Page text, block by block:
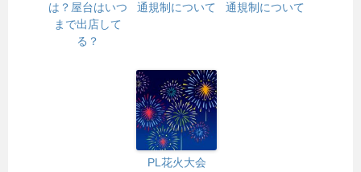
は？屋台はいつ
まで出店して
る？
通規制について
通規制について
PL花火大会